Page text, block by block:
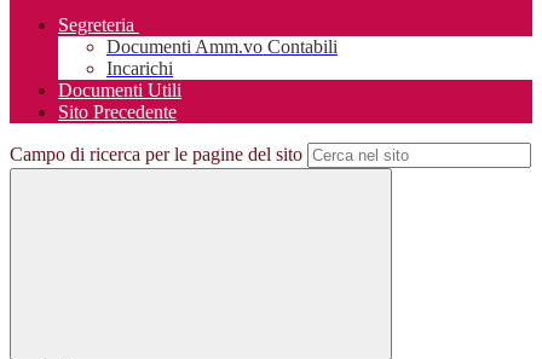
Segreteria
Documenti Amm.vo Contabili
Incarichi
Documenti Utili
Sito Precedente
Campo di ricerca per le pagine del sito